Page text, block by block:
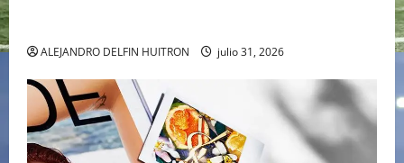
ALEJANDRO DELFIN HUITRON julio 31, 2026